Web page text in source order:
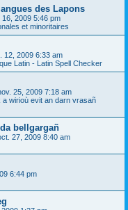
des Lapons
16, 2009 5:46 pm
et minoritaires
12, 2009 6:33 am
Latin - Latin Spell Checker
25, 2009 7:18 am
wirioù evit an darn vrasañ
bellgargañ
27, 2009 8:40 am
6:44 pm